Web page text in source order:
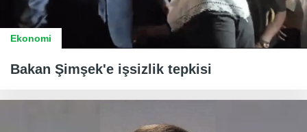
Ekonomi
Bakan Şimşek'e işsizlik tepkisi